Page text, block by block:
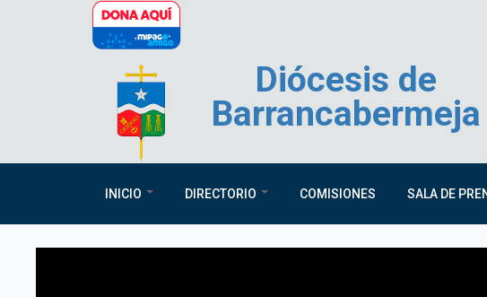
Pasar al contenido principal
Diócesis de
Barrancabermeja
INICIO DIRECTORIO COMISIONES SALA DE